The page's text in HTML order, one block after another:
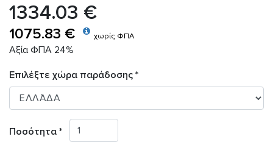
1334.03 €
1075.83 € χωρίς ΦΠΑ
Αξία ΦΠΑ 24%
Επιλέξτε χώρα παράδοσης *
Ποσότητα *